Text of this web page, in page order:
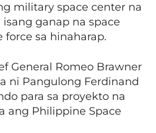
military space center na
ganap na space
sa hinaharap.
General Romeo Brawner
ni Pangulong Ferdinand
para sa proyekto na
ang Philippine Space